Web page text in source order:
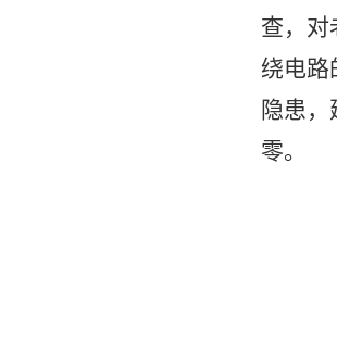
查，对
绕电路
隐患
零。